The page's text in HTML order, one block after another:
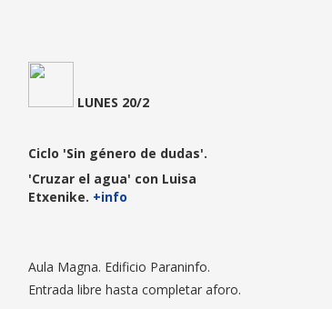
LUNES 20/2
Ciclo 'Sin género de dudas'.
'Cruzar el agua' con Luisa
Etxenike. +info
Aula Magna. Edificio Paraninfo.
Entrada libre hasta completar aforo.